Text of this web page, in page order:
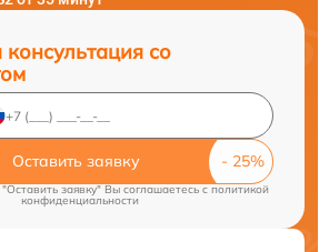
со
Оставить заявку
заявку" Вы соглашаетесь c политикой
конфиденциальности